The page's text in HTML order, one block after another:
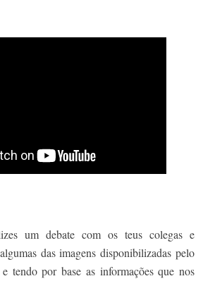
um debate com os teus colegas e
das imagens disponibilizadas pelo
tendo por base as informações que nos